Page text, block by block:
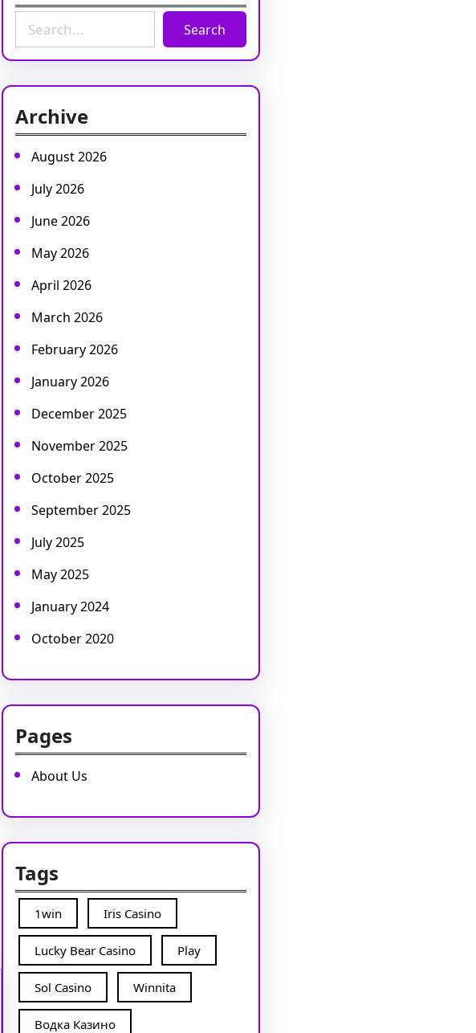
a
h
Search
Archive
August 2026
July 2026
June 2026
May 2026
April 2026
March 2026
February 2026
January 2026
December 2025
November 2025
October 2025
September 2025
July 2025
May 2025
January 2024
October 2020
Pages
About Us
Tags
1win Iris Casino
Lucky Bear Casino Play
Sol Casino Winnita
Водка Казино